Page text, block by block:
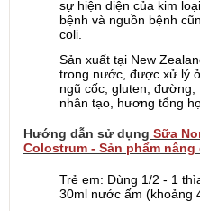
sự hiện diện của kim
bệnh và nguồn bệnh
coli.
Sản xuất tại New
trong nước, được xử lý
ngũ cốc, gluten,
nhân tạo, hương tổng
Hướng dẫn sử dụng Sữa
Colostrum - Sản phẩm
Trẻ em: Dùng 1/2 - 1
30ml nước ấm (khoảng